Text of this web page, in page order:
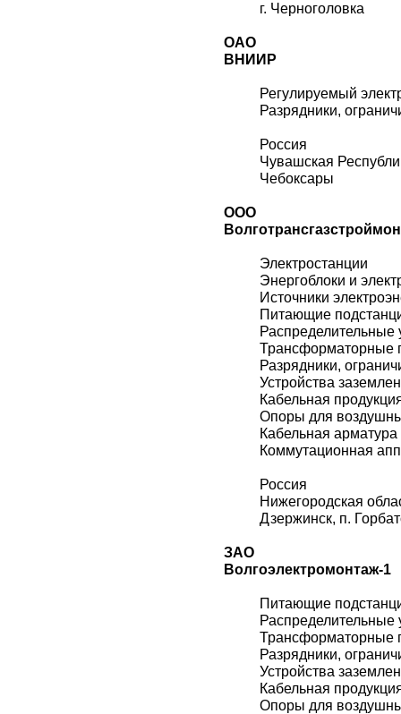
г. Черноголовка
ОАО
ВНИИР
Регулируемый
Разрядники,
Россия
Чувашская
Чебоксары
ООО
Электростанции
Энергоблоки и
Источники
Питающие
Распределительные
Трансформаторные
Разрядники,
Устройства
Кабельная
Опоры для
Кабельная арматура
Коммутационная
Россия
Нижегородская
Дзержинск, п.
ЗАО
Волгоэлектромонтаж-1
Питающие
Распределительные
Трансформаторные
Разрядники,
Устройства
Кабельная
Опоры для